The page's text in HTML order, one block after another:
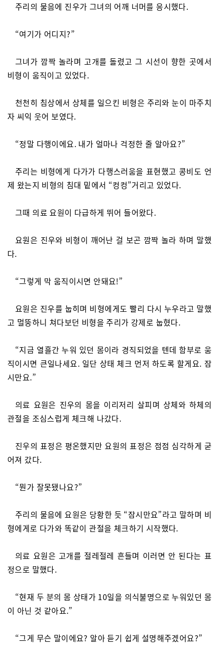
주리의 물음에 진우가 그녀의 어깨 너머를 응시했다.
“여기가 어디지?”
그녀가 깜짝 놀라며 고개를 돌렸고 그 시선이 향한 곳에서
비형이 움직이고 있었다.
천천히 침상에서 상체를 일으킨 비형은 주리와 눈이 마주치
자 씨익 웃어 보였다.
“정말 다행이에요. 내가 얼마나 걱정한 줄 알아요?”
주리는 비형에게 다가가 다행스러움을 표현했고 콩비도 언
제 왔는지 비형의 침대 밑에서 “컹컹”거리고 있었다.
그때 의료 요원이 다급하게 뛰어 들어왔다.
요원은 진우와 비형이 깨어난 걸 보곤 깜짝 놀라 하며 말했
다.
“그렇게 막 움직이시면 안돼요!”
요원은 진우를 눕히며 비형에게도 빨리 다시 누우라고 말했
고 멀뚱하니 쳐다보던 비형을 주리가 강제로 눕혔다.
“지금 열흘간 누워 있던 몸이라 경직되었을 텐데 함부로 움
직이시면 큰일나세요. 일단 상태 체크 먼저 하도록 할게요. 잠
시만요.”
의료 요원은 진우의 몸을 이리저리 살피며 상체와 하체의
관절을 조심스럽게 체크해 나갔다.
진우의 표정은 평온했지만 요원의 표정은 점점 심각하게 굳
어져 갔다.
“뭔가 잘못됐나요?”
주리의 물음에 요원은 당황한 듯 “잠시만요”라고 말하며 비
형에게로 다가와 똑같이 관절을 체크하기 시작했다.
의료 요원은 고개를 절레절레 흔들며 이러면 안 된다는 표
정으로 말했다.
“현재 두 분의 몸 상태가 10일을 의식불명으로 누워있던 몸
이 아닌 것 같아요.”
“그게 무슨 말이에요? 알아 듣기 쉽게 설명해주겠어요?”